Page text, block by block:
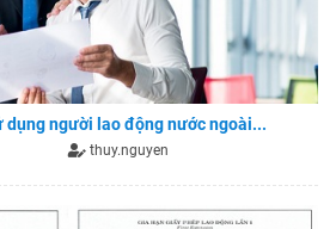
dụng người lao động nước ngoài...
thuy.nguyen